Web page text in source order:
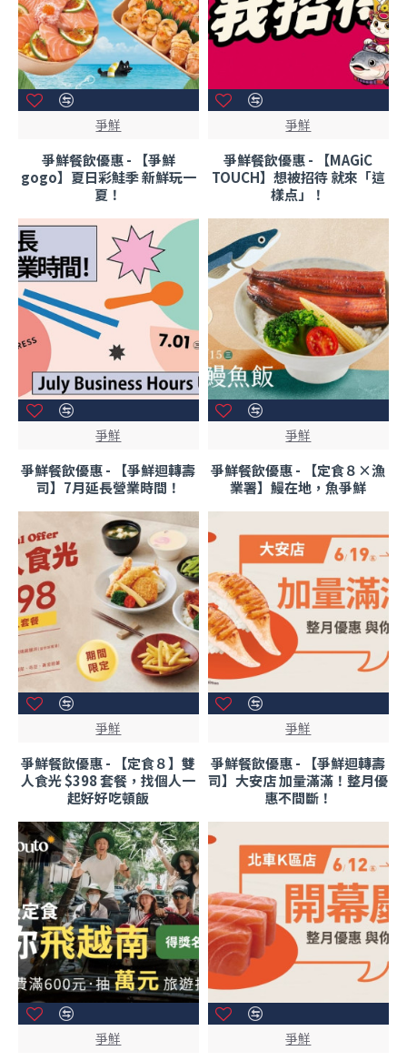
爭鮮
爭鮮餐飲優惠 - 【爭鮮
gogo】夏日彩鮭季 新鮮玩一
夏！
爭鮮
爭鮮餐飲優惠 - 【MAGiC
TOUCH】想被招待 就來「這
樣点」！
爭鮮
爭鮮餐飲優惠 - 【爭鮮迴轉壽
司】7月延長營業時間！
爭鮮
爭鮮餐飲優惠 - 【定食８×漁
業署】鰻在地，魚爭鮮
爭鮮
爭鮮餐飲優惠 - 【定食８】雙
人食光 $398 套餐，找個人一
起好好吃頓飯
爭鮮
爭鮮餐飲優惠 - 【爭鮮迴轉壽
司】大安店 加量滿滿！整月優
惠不間斷！
爭鮮 爭鮮